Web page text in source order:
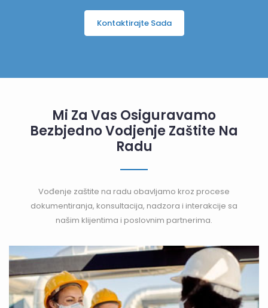
Kontaktirajte Sada
Mi Za Vas Osiguravamo
Bezbjedno Vodjenje Zaštite Na
Radu
Vođenje zaštite na radu obavljamo kroz procese
dokumentiranja, konsultacija, nadzora i interakcije sa
našim klijentima i poslovnim partnerima.